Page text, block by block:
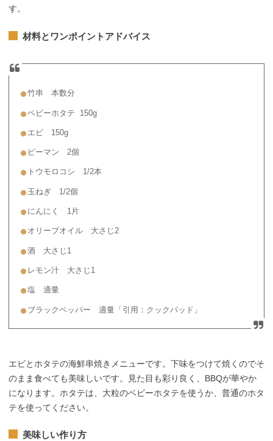
す。
材料とワンポイントアドバイス
竹串 本数分
ベビーホタテ 150g
エビ 150g
ピーマン 2個
トウモロコシ 1/2本
玉ねぎ 1/2個
にんにく 1片
オリーブオイル 大さじ2
酒 大さじ1
レモン汁 大さじ1
塩 適量
ブラックペッパー 適量「引用：クックパッド」
エビとホタテの海鮮串焼きメニューです。下味をつけて焼くのでそ
のまま食べても美味しいです。見た目も彩り良く、BBQが華やか
になります。ホタテは、大粒のベビーホタテを使うか、普通のホタ
テを使ってください。
美味しい作り方